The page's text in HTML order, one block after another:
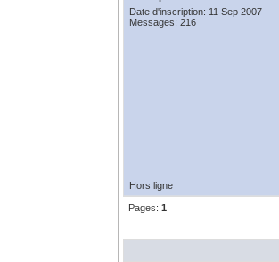
Date d'inscription: 11 Sep 2007
Messages: 216
Hors ligne
Pages: 1